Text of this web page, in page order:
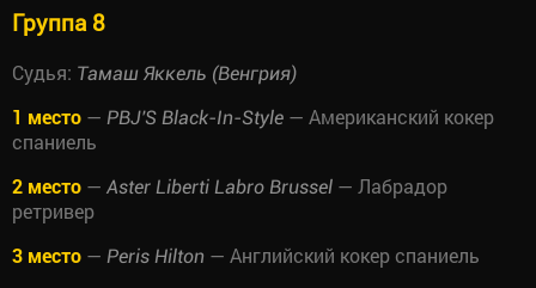
Группа 8
Судья: Тамаш Яккель (Венгрия)
1 место — PBJ'S Black-In-Style — Американский кокер
спаниель
2 место — Aster Liberti Labro Brussel — Лабрадор
ретривер
3 место — Peris Hilton — Английский кокер спаниель